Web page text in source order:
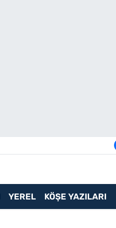
YEREL KÖŞE YAZILARI